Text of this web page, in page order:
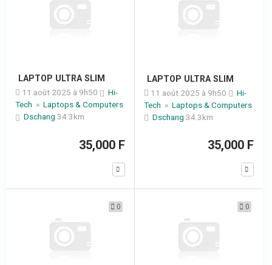
LAPTOP ULTRA SLIM
11 août 2025 à 9h50
Hi-
Tech » Laptops & Computers
Dschang 34.3km
35,000 F
LAPTOP ULTRA SLIM
11 août 2025 à 9h50
Hi-
Tech » Laptops & Computers
Dschang 34.3km
35,000 F
0 0